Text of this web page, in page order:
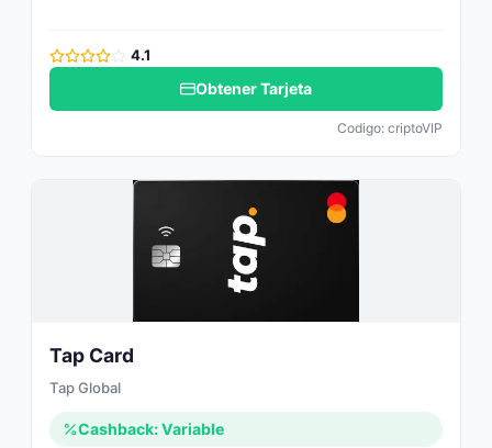
4.1
Obtener Tarjeta
Codigo: criptoVIP
Tap Card
Tap Global
Cashback: Variable